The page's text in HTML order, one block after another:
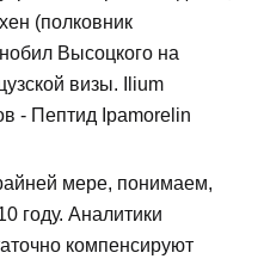
(полковник
Высоцкого на
визы. Ilium
- Пептид Ipamorelin
мере, понимаем,
году. Аналитики
компенсируют